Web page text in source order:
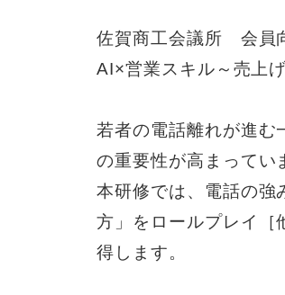
佐賀商工会議所 会員
AI×営業スキル～売上
若者の電話離れが進む
の重要性が高まってい
本研修では、電話の強
方」をロールプレイ［
得します。